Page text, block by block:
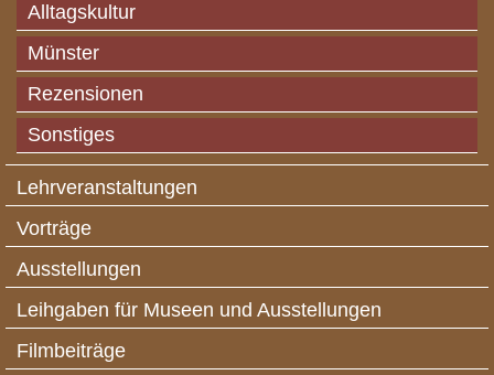
Alltagskultur
Münster
Rezensionen
Sonstiges
Lehrveranstaltungen
Vorträge
Ausstellungen
Leihgaben für Museen und Ausstellungen
Filmbeiträge